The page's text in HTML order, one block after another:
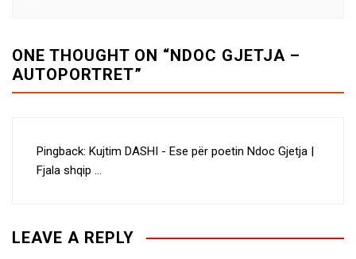
ONE THOUGHT ON “NDOC GJETJA –
AUTOPORTRET”
Pingback: Kujtim DASHI - Ese për poetin Ndoc Gjetja |
Fjala shqip ...
LEAVE A REPLY